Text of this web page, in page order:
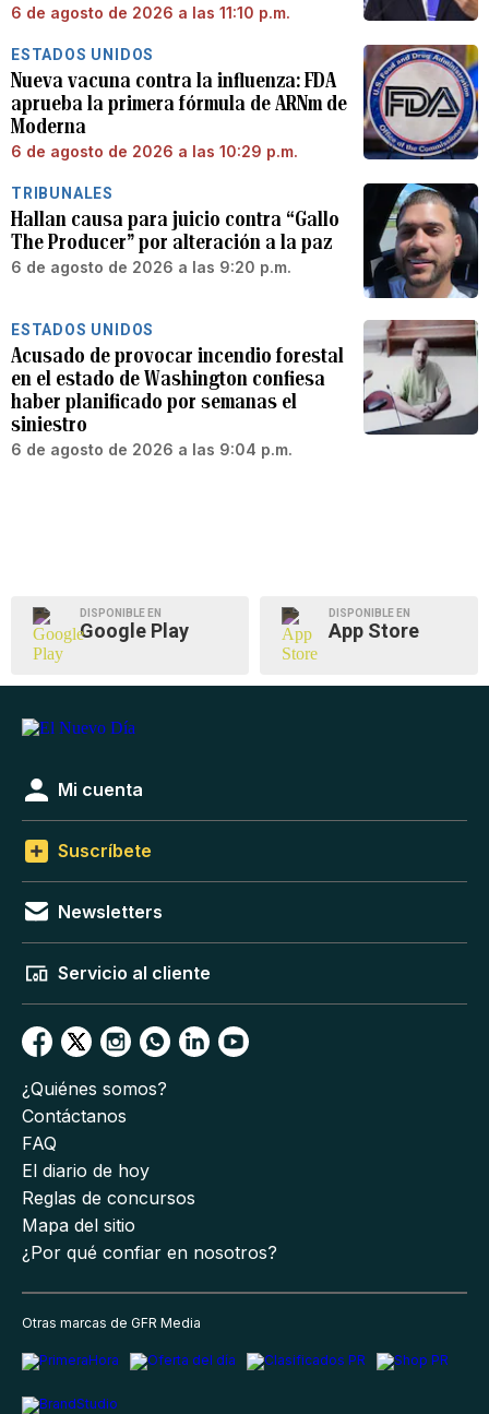
6 de agosto de 2026 a las 11:10 p.m.
ESTADOS UNIDOS
Nueva vacuna contra la influenza: FDA
aprueba la primera fórmula de ARNm de
Moderna
6 de agosto de 2026 a las 10:29 p.m.
TRIBUNALES
Hallan causa para juicio contra “Gallo
The Producer” por alteración a la paz
6 de agosto de 2026 a las 9:20 p.m.
ESTADOS UNIDOS
Acusado de provocar incendio forestal
en el estado de Washington confiesa
haber planificado por semanas el
siniestro
6 de agosto de 2026 a las 9:04 p.m.
DISPONIBLE EN
Google Play
DISPONIBLE EN
App Store
Mi cuenta
Suscríbete
Newsletters
Servicio al cliente
¿Quiénes somos?
Contáctanos
FAQ
El diario de hoy
Reglas de concursos
Mapa del sitio
¿Por qué confiar en nosotros?
Otras marcas de GFR Media